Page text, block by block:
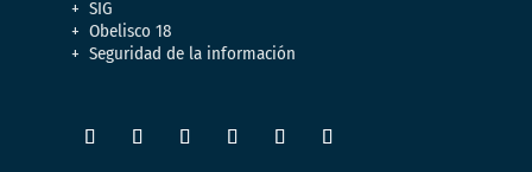
SIG
Obelisco 18
Seguridad de la información